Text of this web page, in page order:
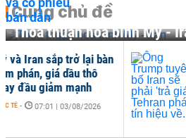
Cùng chủ đề
Thoả thuận hoà bình Mỹ -
sắp trở lại bàn
giá dầu thô
giảm mạnh
07:01 | 03/08/2026